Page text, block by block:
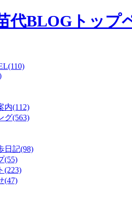
代BLOGトップ
内(112)
グ(563)
日記(98)
(55)
(223)
(47)